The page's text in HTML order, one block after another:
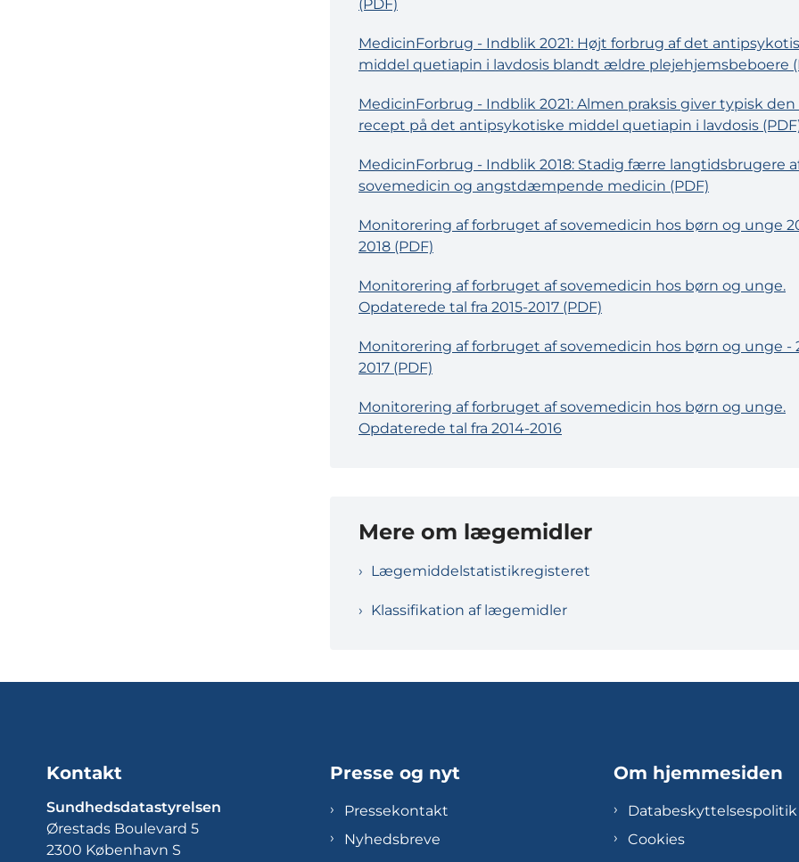
(PDF)
MedicinForbrug - Indblik 2021: Højt forbrug af det
middel quetiapin i lavdosis blandt ældre plejehjemsbeboere
MedicinForbrug - Indblik 2021: Almen praksis giver typisk den
recept på det antipsykotiske middel quetiapin i lavdosis
MedicinForbrug - Indblik 2018: Stadig færre langtidsbrugere
sovemedicin og angstdæmpende medicin (PDF)
Monitorering af forbruget af sovemedicin hos børn og unge
2018 (PDF)
Monitorering af forbruget af sovemedicin hos børn og unge.
Opdaterede tal fra 2015-2017 (PDF)
Monitorering af forbruget af sovemedicin hos børn og unge -
2017 (PDF)
Monitorering af forbruget af sovemedicin hos børn og unge.
Opdaterede tal fra 2014-2016
Mere om lægemidler
Lægemiddelstatistikregisteret
Klassifikation af lægemidler
Kontakt
Sundhedsdatastyrelsen
Ørestads Boulevard 5
2300 København S
Presse og nyt
Pressekontakt
Nyhedsbreve
Om hjemmesiden
Databeskyttelsespolitik
Cookies